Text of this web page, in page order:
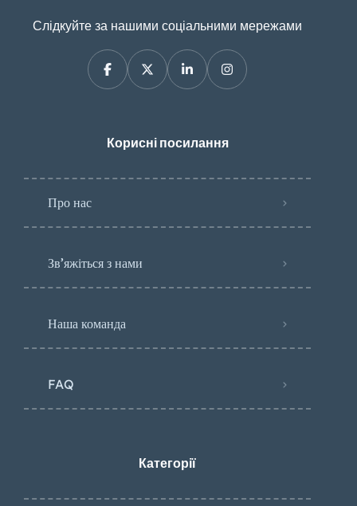
Слідкуйте за нашими соціальними мережами
Корисні посилання
Про нас
Зв’яжіться з нами
Наша команда
FAQ
Категорії